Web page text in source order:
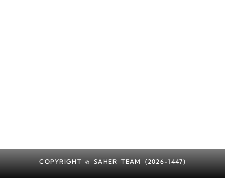
COPYRIGHT © SAHER TEAM (2026-1447)